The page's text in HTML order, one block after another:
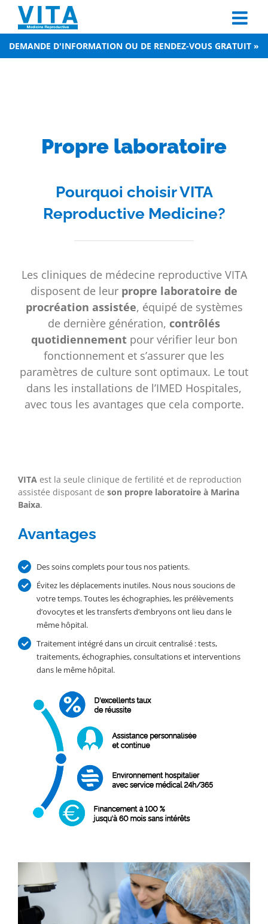
content
DEMANDE D'INFORMATION OU DE RENDEZ-VOUS GRATUIT »
Propre laboratoire
Pourquoi choisir VITA
Reproductive Medicine?
Les cliniques de médecine reproductive VITA
disposent de leur propre laboratoire de
procréation assistée, équipé de systèmes
de dernière génération, contrôlés
quotidiennementpour vérifier leur bon
fonctionnement et s’assurer que les
paramètres de culture sont optimaux. Le tout
dans les installations de l’IMED Hospitales,
avec tous les avantages que cela comporte.
VITA est la seule clinique de fertilité et de reproduction
assistée disposant de son propre laboratoire à Marina
Baixa.
Avantages
Des soins complets pour tous nos patients.
Évitez les déplacements inutiles. Nous nous soucions de
votre temps. Toutes les échographies, les prélèvements
d’ovocytes et les transferts d’embryons ont lieu dans le
même hôpital.
Traitement intégré dans un circuit centralisé : tests,
traitements, échographies, consultations et interventions
dans le même hôpital.